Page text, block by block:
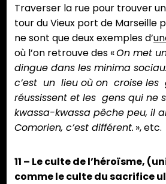
Traverser la rue pour trouver
tour du Vieux port de Marseille
ne sont que deux exemples d’
où l’on retrouve des «On met
dingue dans les minima
c’est un lieu où on croise les
réussissent et les gens qui ne
kwassa-kwassa pêche peu, il
Comorien, c’est différent. », etc.
11 – Le culte de l’héroïsme,
comme le culte du sacrifice